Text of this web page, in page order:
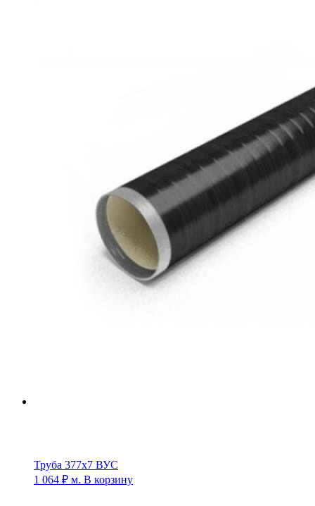
Труба 377х7 ВУС
1 064 ₽ м. В корзину